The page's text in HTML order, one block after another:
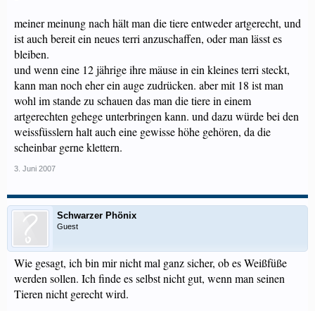
meiner meinung nach hält man die tiere entweder artgerecht, und
ist auch bereit ein neues terri anzuschaffen, oder man lässt es
bleiben.
und wenn eine 12 jährige ihre mäuse in ein kleines terri steckt,
kann man noch eher ein auge zudrücken. aber mit 18 ist man
wohl im stande zu schauen das man die tiere in einem
artgerechten gehege unterbringen kann. und dazu würde bei den
weissfüsslern halt auch eine gewisse höhe gehören, da die
scheinbar gerne klettern.
3. Juni 2007
Schwarzer Phönix
Guest
Wie gesagt, ich bin mir nicht mal ganz sicher, ob es Weißfüße
werden sollen. Ich finde es selbst nicht gut, wenn man seinen
Tieren nicht gerecht wird.